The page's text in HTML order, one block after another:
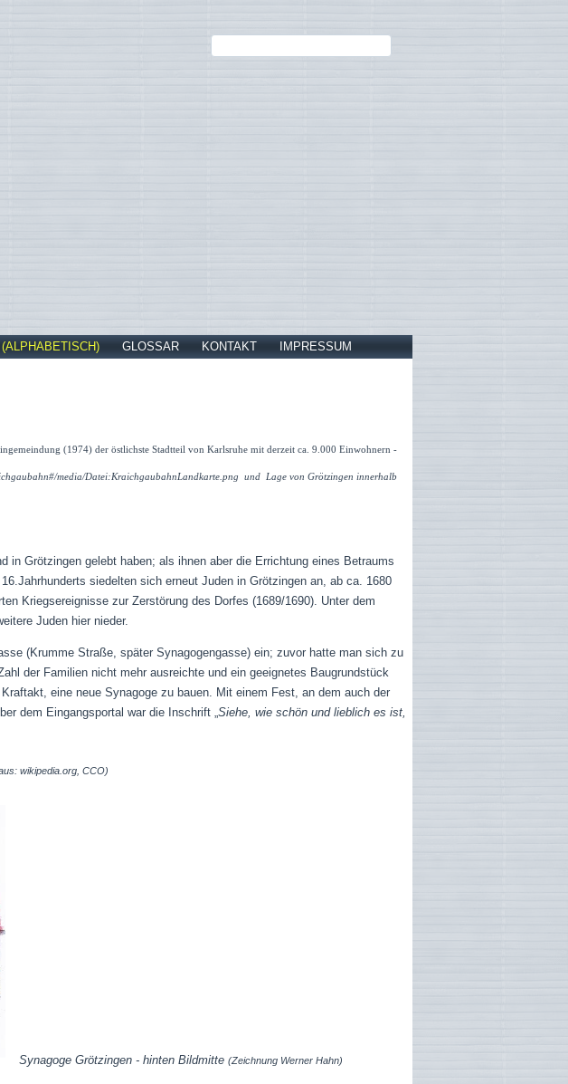
GLOSSAR KONTAKT
IMPRESSUM
(1974) der östlichste Stadtteil von Karlsruhe mit derzeit ca. 9.000 Einwohnern -
media/Datei:KraichgaubahnLandkarte.png und Lage von Grötzingen innerhalb
in Grötzingen gelebt haben; als ihnen aber die Errichtung eines Betraums
siedelten sich erneut Juden in Grötzingen an, ab ca. 1680
Kriegsereignisse zur Zerstörung des Dorfes (1689/1690). Unter dem
Juden hier nieder.
(Krumme Straße, später Synagogengasse) ein; zuvor hatte man sich zu
der Familien nicht mehr ausreichte und ein geeignetes Baugrundstück
eine neue Synagoge zu bauen. Mit einem Fest, an dem auch der
dem Eingangsportal war die Inschrift „Siehe, wie schön und lieblich es ist,
wikipedia.org, CCO)
Synagoge Grötzingen - hinten Bildmitte (Zeichnung Werner Hahn)